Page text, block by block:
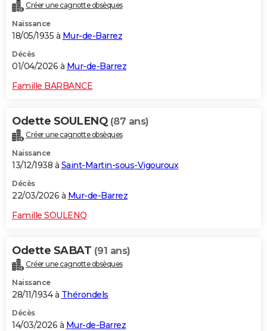
Créer une cagnotte obsèques
Naissance
18/05/1935 à Mur-de-Barrez
Décès
01/04/2026 à Mur-de-Barrez
Famille BARBANCE
Odette SOULENQ (87 ans)
Créer une cagnotte obsèques
Naissance
13/12/1938 à Saint-Martin-sous-Vigouroux
Décès
22/03/2026 à Mur-de-Barrez
Famille SOULENQ
Odette SABAT (91 ans)
Créer une cagnotte obsèques
Naissance
28/11/1934 à Thérondels
Décès
14/03/2026 à Mur-de-Barrez